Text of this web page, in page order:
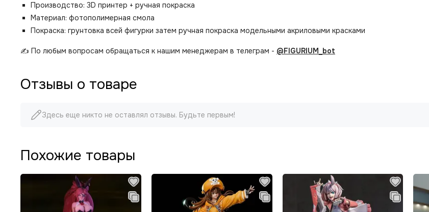
Производство: 3D принтер + ручная покраска
Материал: фотополимерная смола
Покраска: грунтовка всей фигурки затем ручная покраска модельными акриловыми красками
✍️ По любым вопросам обращаться к нашим менеджерам в телеграм - @FIGURIUM_bot
Отзывы о товаре
Здесь еще никто не оставлял отзывы. Будьте первым!
Похожие товары